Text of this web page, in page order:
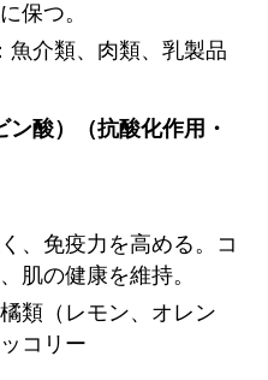
保つ。
魚介類、肉類、乳製品
酸）（抗酸化作用・
、免疫力を高める。コ
肌の健康を維持。
類（レモン、オレン
コリー